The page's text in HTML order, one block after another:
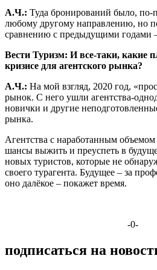
А.Ч.: Туда бронирований было,
любому другому направлению, но
сравнению с предыдущими годами
Вести Туризм: И все-таки, какие
кризисе для агентского рынка?
А.Ч.: На мой взгляд, 2020 год,
рынок. С него ушли агентства-
новички и другие
рынка.
Агентства с наработанным
шансы выжить и преуспеть в
новых туристов, которые не
своего турагента. Будущее – за
оно далёкое – покажет время.
-0-
подписаться на